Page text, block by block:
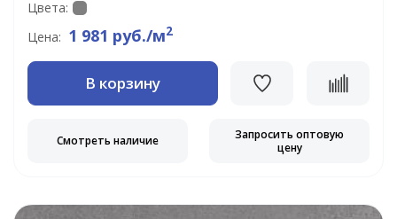
Цвета:
Цена: 1 981 руб./м2
В корзину
Смотреть наличие
Запросить оптовую
цену